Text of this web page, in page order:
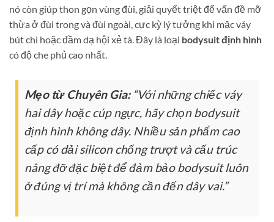
nó còn giúp thon gọn vùng đùi, giải quyết triệt để vấn đề mỡ
thừa ở đùi trong và đùi ngoài, cực kỳ lý tưởng khi mặc váy
bút chì hoặc đầm dạ hội xẻ tà. Đây là loại bodysuit định hình
có độ che phủ cao nhất.
Mẹo từ Chuyên Gia:“Với những chiếc váy
hai dây hoặc cúp ngực, hãy chọn bodysuit
định hình không dây. Nhiều sản phẩm cao
cấp có dải silicon chống trượt và cấu trúc
nâng đỡ đặc biệt để đảm bảo bodysuit luôn
ở đúng vị trí mà không cần đến dây vai.”